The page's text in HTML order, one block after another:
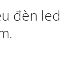
đèn led